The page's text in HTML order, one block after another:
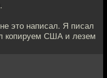
это написал. Я писал
копируем США и лезем